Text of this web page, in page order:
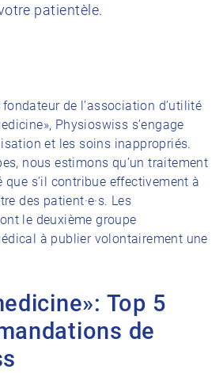
patientèle.
de l’association d’utilité
Physioswiss s’engage
et les soins inappropriés.
nous estimons qu’un traitement
que s’il contribue effectivement à
des patient·e·s. Les
le deuxième groupe
à publier volontairement une
Top 5
de